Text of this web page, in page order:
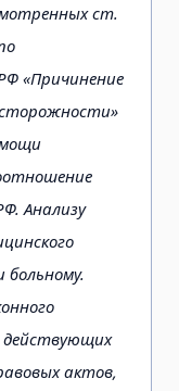
ст.
«Причинение
Анализу
действующих
актов,